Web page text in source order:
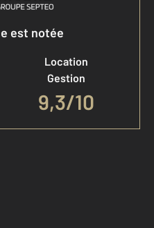
est notée
Location
Gestion
9,3/10